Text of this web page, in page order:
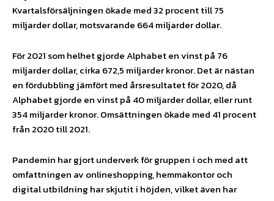
Kvartalsförsäljningen ökade med 32 procent till 75
miljarder dollar, motsvarande 664 miljarder dollar.
För 2021 som helhet gjorde Alphabet en vinst på 76
miljarder dollar, cirka 672,5 miljarder kronor. Det är nästan
en fördubbling jämfört med årsresultatet för 2020, då
Alphabet gjorde en vinst på 40 miljarder dollar, eller runt
354 miljarder kronor. Omsättningen ökade med 41 procent
från 2020 till 2021.
Pandemin har gjort underverk för gruppen i och med att
omfattningen av onlineshopping, hemmakontor och
digital utbildning har skjutit i höjden, vilket även har